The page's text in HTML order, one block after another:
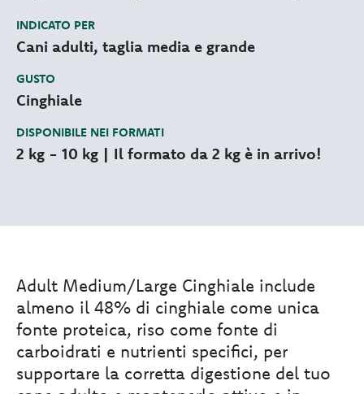
INDICATO PER
Cani adulti, taglia media e grande
GUSTO
Cinghiale
DISPONIBILE NEI FORMATI
2 kg - 10 kg | Il formato da 2 kg è in arrivo!
Adult Medium/Large Cinghiale include
almeno il 48% di cinghiale come unica
fonte proteica, riso come fonte di
carboidrati e nutrienti specifici, per
supportare la corretta digestione del tuo